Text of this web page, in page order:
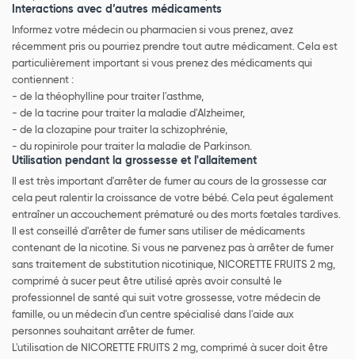
Interactions avec d’autres médicaments
Informez votre médecin ou pharmacien si vous prenez, avez
récemment pris ou pourriez prendre tout autre médicament. Cela est
particulièrement important si vous prenez des médicaments qui
contiennent :
- de la théophylline pour traiter l'asthme,
- de la tacrine pour traiter la maladie d'Alzheimer,
- de la clozapine pour traiter la schizophrénie,
- du ropinirole pour traiter la maladie de Parkinson.
Utilisation pendant la grossesse et l'allaitement
Il est très important d'arrêter de fumer au cours de la grossesse car
cela peut ralentir la croissance de votre bébé. Cela peut également
entraîner un accouchement prématuré ou des morts fœtales tardives.
Il est conseillé d'arrêter de fumer sans utiliser de médicaments
contenant de la nicotine. Si vous ne parvenez pas à arrêter de fumer
sans traitement de substitution nicotinique, NICORETTE FRUITS 2 mg,
comprimé à sucer peut être utilisé après avoir consulté le
professionnel de santé qui suit votre grossesse, votre médecin de
famille, ou un médecin d'un centre spécialisé dans l'aide aux
personnes souhaitant arrêter de fumer.
L'utilisation de NICORETTE FRUITS 2 mg, comprimé à sucer doit être